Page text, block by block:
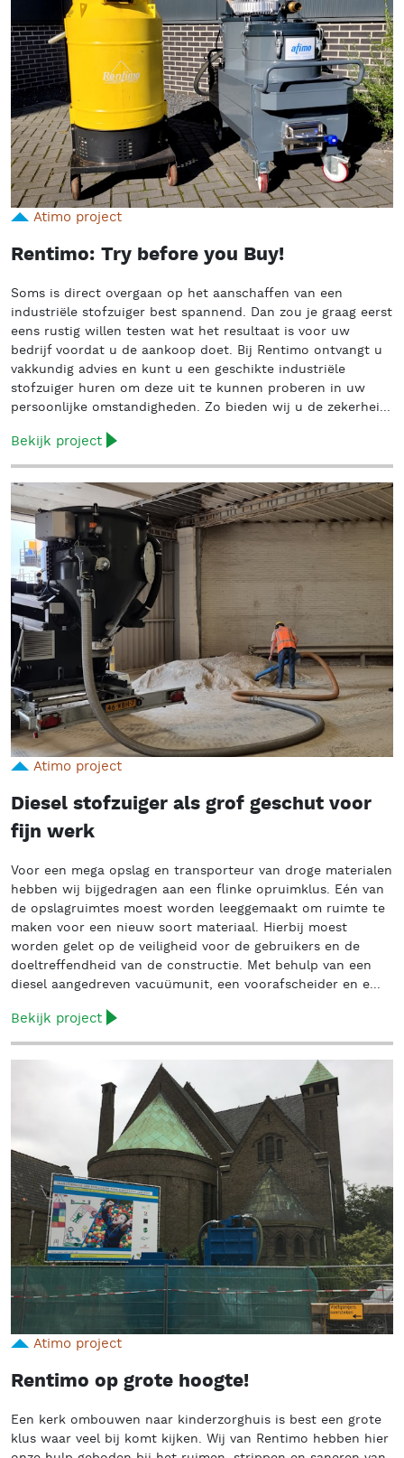
Atimo project
Rentimo: Try before you Buy!
Soms is direct overgaan op het aanschaffen van een
industriële stofzuiger best spannend. Dan zou je graag eerst
eens rustig willen testen wat het resultaat is voor uw
bedrijf voordat u de aankoop doet. Bij Rentimo ontvangt u
vakkundig advies en kunt u een geschikte industriële
stofzuiger huren om deze uit te kunnen proberen in uw
persoonlijke omstandigheden. Zo bieden wij u de zekerhei...
Bekijk project
Atimo project
Diesel stofzuiger als grof geschut voor
fijn werk
Voor een mega opslag en transporteur van droge materialen
hebben wij bijgedragen aan een flinke opruimklus. Eén van
de opslagruimtes moest worden leeggemaakt om ruimte te
maken voor een nieuw soort materiaal. Hierbij moest
worden gelet op de veiligheid voor de gebruikers en de
doeltreffendheid van de constructie. Met behulp van een
diesel aangedreven vacuümunit, een voorafscheider en e...
Bekijk project
Atimo project
Rentimo op grote hoogte!
Een kerk ombouwen naar kinderzorghuis is best een grote
klus waar veel bij komt kijken. Wij van Rentimo hebben hier